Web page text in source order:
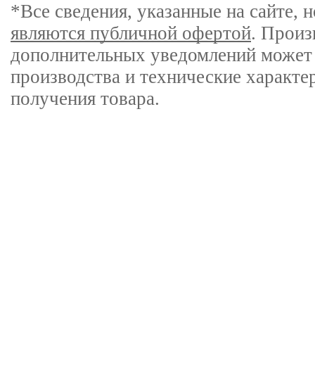
*Все сведения, указанные на
являются публичной офертой.
дополнительных уведомлений
производства и технические
получения товара.